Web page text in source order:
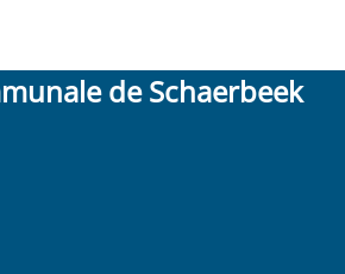
de Schaerbeek